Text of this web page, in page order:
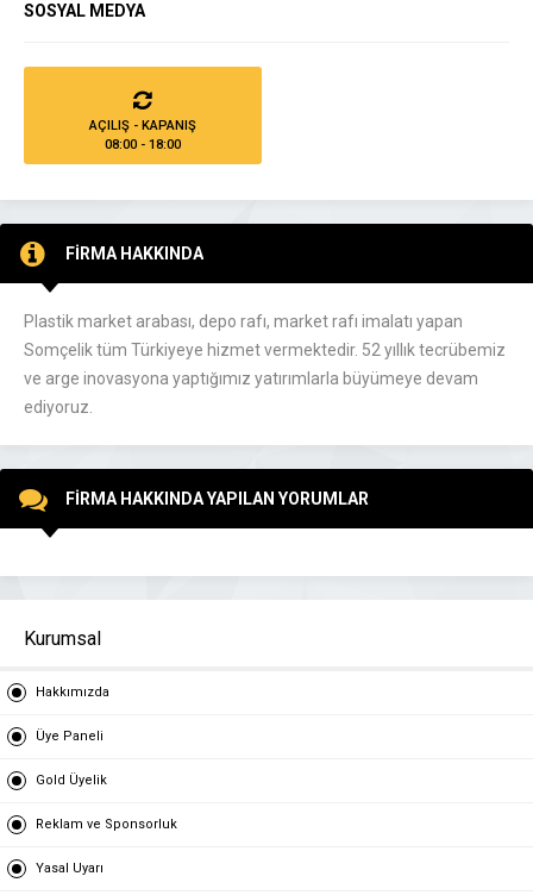
SOSYAL MEDYA
AÇILIŞ - KAPANIŞ
08:00 - 18:00
FİRMA HAKKINDA
Plastik market arabası, depo rafı, market rafı imalatı yapan
Somçelik tüm Türkiyeye hizmet vermektedir. 52 yıllık tecrübemiz
ve arge inovasyona yaptığımız yatırımlarla büyümeye devam
ediyoruz.
FİRMA HAKKINDA YAPILAN YORUMLAR
Kurumsal
Hakkımızda
Üye Paneli
Gold Üyelik
Reklam ve Sponsorluk
Yasal Uyarı